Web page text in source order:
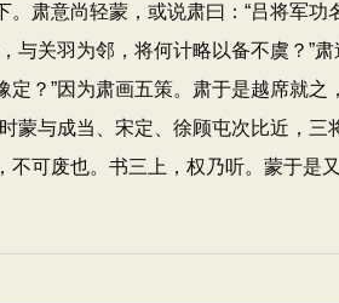
意尚轻蒙，或说肃曰：“吕将军功
与关羽为邻，将何计略以备不虞？”肃
？”因为肃画五策。肃于是越席就之
蒙与成当、宋定、徐顾屯次比近，
可废也。书三上，权乃听。蒙于是